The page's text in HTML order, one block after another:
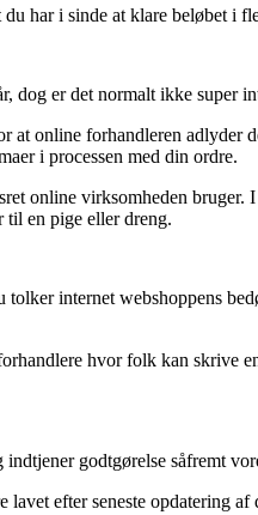
har i sinde at klare beløbet i
dog er det normalt ikke super
online forhandleren adlyder
i processen med din ordre.
online virksomheden bruger.
til en pige eller dreng.
internet webshoppens
hvor folk kan skrive
godtgørelse såfremt
efter seneste opdatering af